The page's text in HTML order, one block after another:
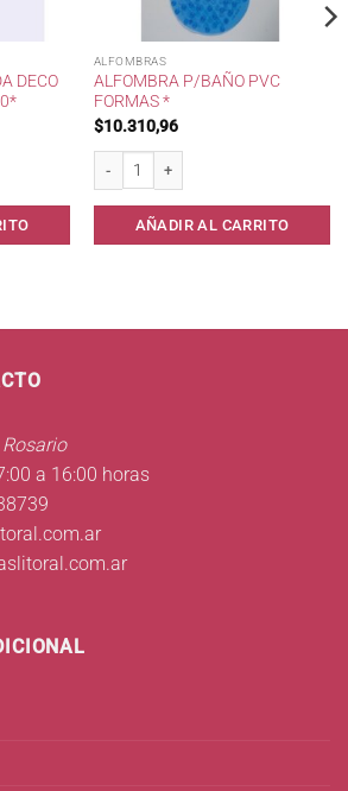
DECO
Poliprop.Plast.40x60* cantidad
ALFOMBRAS
ALFOMBRA P/BAÑO PVC
FORMAS *
$10.310,96
Alfombra p/Baño pvc FORMAS *
AÑADIR AL CARRITO
a 16:00 horas